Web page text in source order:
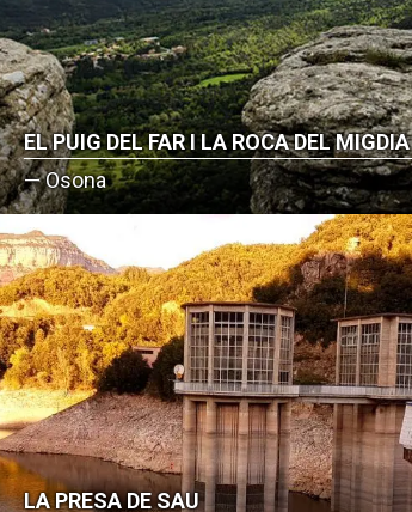
EL PUIG DEL FAR I LA ROCA DEL MIGDIA
— Osona
LA PRESA DE SAU